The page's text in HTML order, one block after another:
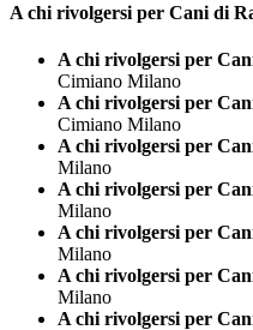
A chi rivolgersi per Cani di
A chi rivolgersi per
Cimiano Milano
A chi rivolgersi per
Cimiano Milano
A chi rivolgersi per
Milano
A chi rivolgersi per
Milano
A chi rivolgersi per
Milano
A chi rivolgersi per
Milano
A chi rivolgersi per